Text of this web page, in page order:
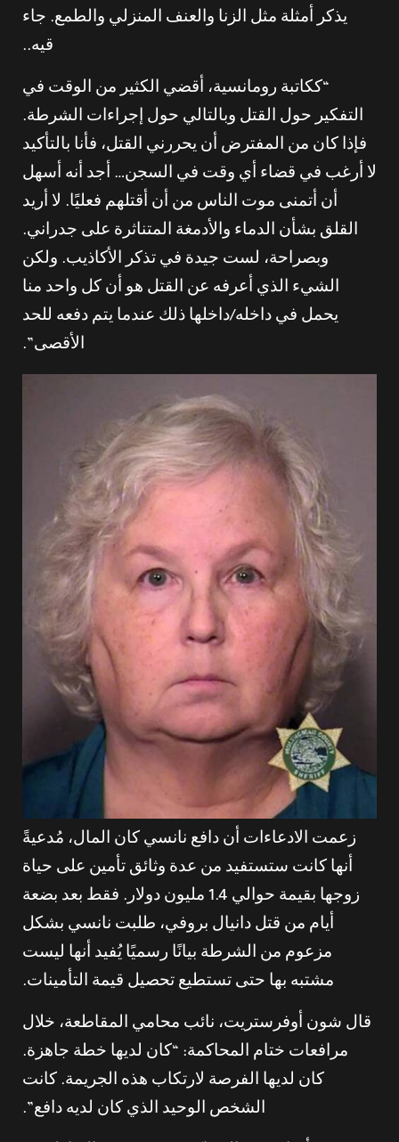
يذكر أمثلة مثل الزنا والعنف المنزلي والطمع. جاء
قيه..
“ككاتبة رومانسية، أقضي الكثير من الوقت في
التفكير حول القتل وبالتالي حول إجراءات الشرطة.
فإذا كان من المفترض أن يحررني القتل، فأنا بالتأكيد
لا أرغب في قضاء أي وقت في السجن… أجد أنه أسهل
أن أتمنى موت الناس من أن أقتلهم فعليًا. لا أريد
القلق بشأن الدماء والأدمغة المتناثرة على جدراني.
وبصراحة، لست جيدة في تذكر الأكاذيب. ولكن
الشيء الذي أعرفه عن القتل هو أن كل واحد منا
يحمل في داخله/داخلها ذلك عندما يتم دفعه للحد
الأقصى”.
زعمت الادعاءات أن دافع نانسي كان المال، مُدعيةً
أنها كانت ستستفيد من عدة وثائق تأمين على حياة
زوجها بقيمة حوالي 1.4 مليون دولار. فقط بعد بضعة
أيام من قتل دانيال بروفي، طلبت نانسي بشكل
مزعوم من الشرطة بيانًا رسميًا يُفيد أنها ليست
مشتبه بها حتى تستطيع تحصيل قيمة التأمينات.
قال شون أوفرستريت، نائب محامي المقاطعة، خلال
مرافعات ختام المحاكمة: “كان لديها خطة جاهزة.
كان لديها الفرصة لارتكاب هذه الجريمة. كانت
الشخص الوحيد الذي كان لديه دافع”.